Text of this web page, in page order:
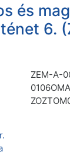
és
6.
ZEM-A-